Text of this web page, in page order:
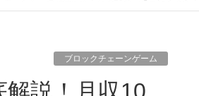
ブロックチェーンゲーム